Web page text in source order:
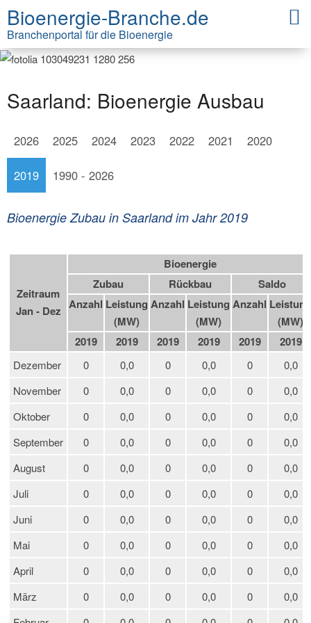
Bioenergie-Branche.de
Branchenportal für die Bioenergie
Saarland: Bioenergie Ausbau
2026 2025 2024 2023 2022 2021 2020
2019 1990 - 2026
Bioenergie Zubau in Saarland im Jahr 2019
Zeitraum
Jan - Dez
Bioenergie
Zubau
Rückbau
Saldo
Anzahl Leistung
(MW)
Anzahl Leistung
(MW)
Anzahl Leistung
(MW)
2019
2019 2019 2019 2019 2019
Dezember 0 0,0 0 0,0 0
0,0
November
0 0,0 0 0,0 0
0,0
Oktober
0 0,0 0 0,0 0
0,0
September
0 0,0 0 0,0 0
0,0
August
0 0,0 0 0,0 0
0,0
Juli
0 0,0 0 0,0 0
0,0
Juni
0 0,0 0 0,0 0
0,0
Mai
0 0,0 0 0,0 0
0,0
April
0 0,0 0 0,0 0
0,0
März
0 0,0 0 0,0 0
0,0